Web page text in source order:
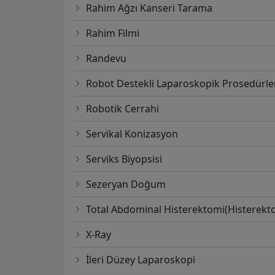
Rahim Ağzı Kanseri Tarama
Rahim Filmi
Randevu
Robot Destekli Laparoskopik
Robotik Cerrahi
Servikal Konizasyon
Serviks Biyopsisi
Sezeryan Doğum
Total Abdominal
X-Ray
İleri Düzey Laparoskopi